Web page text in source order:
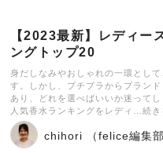
【2023最新】レディー
ングトップ20
身だしなみやおしゃれの一環とし
す。しかし、プチプラからブラン
あり、どれを選べばいいか迷って
人気香水ランキングをレディ…続き
chihori （felice編集部